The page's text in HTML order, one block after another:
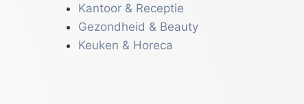
Kantoor & Receptie
Gezondheid & Beauty
Keuken & Horeca